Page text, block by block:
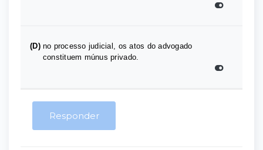
(D) no processo judicial, os atos do advogado
constituem múnus privado.
Responder